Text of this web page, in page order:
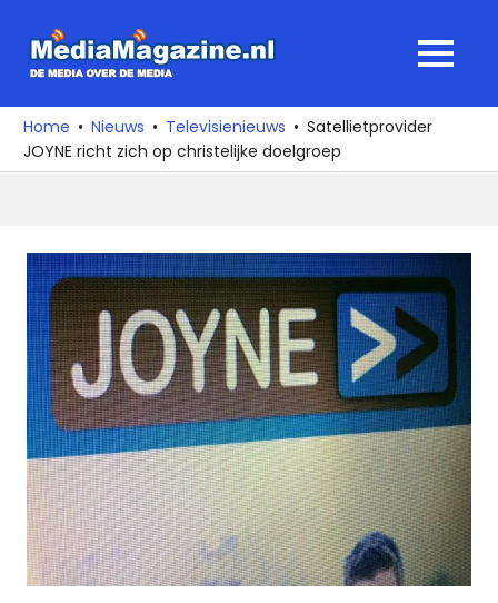
naar
media
over
de
MENU
Home Nieuws Televisienieuws
Satellietprovider
JOYNE richt zich op christelijke doelgroep